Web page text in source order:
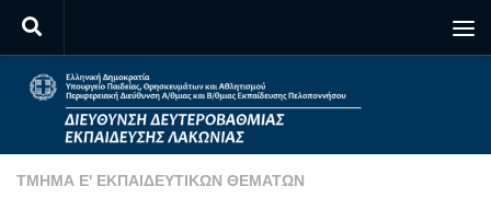
Skip to content
ΤΜΉΜΑ Ε' ΕΚΠΑΙΔΕΥΤΙΚΏΝ ΘΕΜΆΤΩΝ